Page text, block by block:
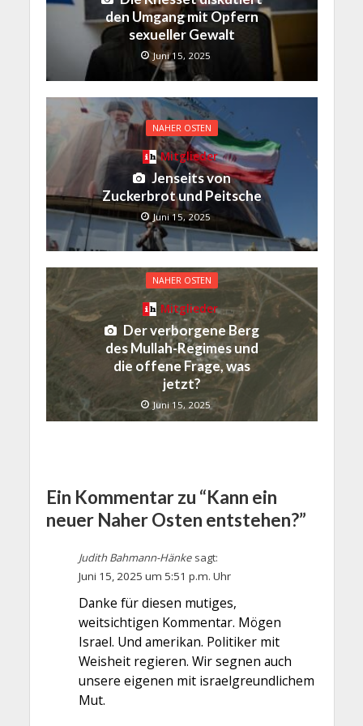
den Umgang mit Opfern
sexueller Gewalt
Juni 15, 2025
NAHER OSTEN
Mitglieder
Jenseits von
Zuckerbrot und Peitsche
Juni 15, 2025
NAHER OSTEN
Mitglieder
Der verborgene Berg
des Mullah-Regimes und
die offene Frage, was
jetzt?
Juni 15, 2025
Ein Kommentar zu “Kann ein
neuer Naher Osten entstehen?”
Judith Bahmann-Hänke sagt:
Juni 15, 2025 um 5:51 p.m. Uhr
Danke für diesen mutiges,
weitsichtigen Kommentar. Mögen
Israel. Und amerikan. Politiker mit
Weisheit regieren. Wir segnen auch
unsere eigenen mit israelgreundlichem
Mut.